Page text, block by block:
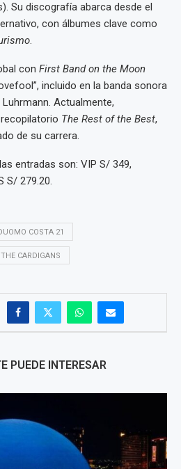
Su discografía abarca desde el
con álbumes clave como
.
con First Band on the Moon
incluido en la banda sonora
Luhrmann. Actualmente,
The Rest of the Best,
de su carrera.
entradas son: VIP S/ 349,
S/ 279.20.
COSTA 21
THE CARDIGANS
PUEDE INTERESAR